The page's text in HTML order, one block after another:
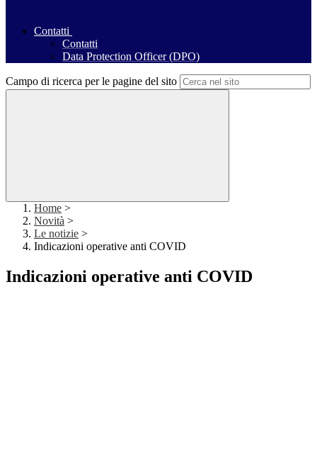
Contatti
Contatti
Data Protection Officer (DPO)
Campo di ricerca per le pagine del sito
Home >
Novità >
Le notizie >
Indicazioni operative anti COVID
Indicazioni operative anti COVID